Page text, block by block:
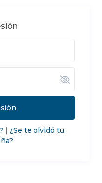
| ¿Se te olvidó tu